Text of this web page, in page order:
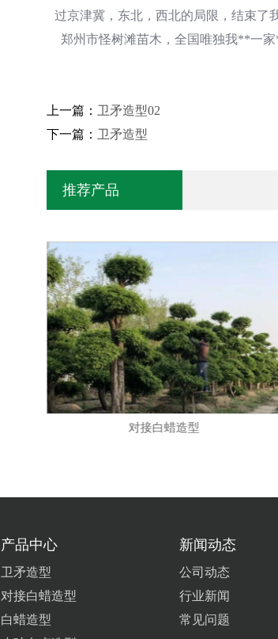
过京津冀，东北，西北的局限，结束了
郑州市怪树滩苗木，全国唯独我**一家
上一篇： 卫矛造型02
下一篇： 卫矛造型
推荐产品
对接白蜡造型
产品中心
卫矛造型
对接白蜡造型
白蜡造型
新闻动态
公司动态
行业新闻
常见问题